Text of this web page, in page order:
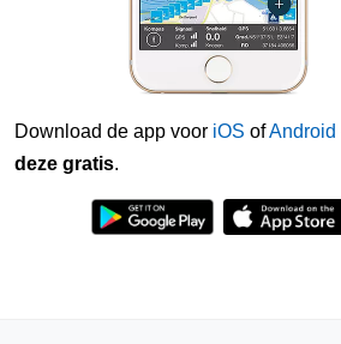
Download de app voor iOS ofAndroid
deze gratis.